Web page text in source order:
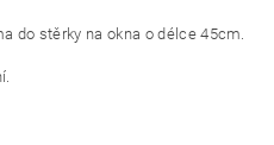
do stěrky na okna o délce 45cm.